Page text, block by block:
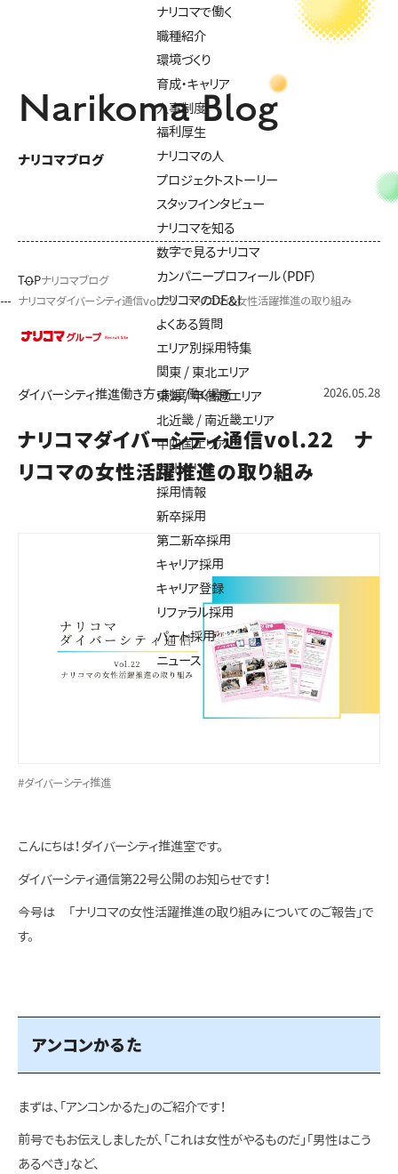
ナリコマで働く
職種紹介
環境づくり
育成・キャリア
人事制度
福利厚生
ナリコマの人
プロジェクトストーリー
スタッフインタビュー
ナリコマを知る
数字で見るナリコマ
カンパニープロフィール（PDF）
ナリコマのDE&I
よくある質問
エリア別採用特集
関東 / 東北エリア
東海 / 甲信越エリア
北近畿 / 南近畿エリア
中四国エリア
九州エリア
採用情報
新卒採用
第二新卒採用
キャリア採用
キャリア登録
リファラル採用
パート採用
ニュース
Narikoma Blog
ナリコマブログ
TOPナリコマブログ
ナリコマダイバーシティ通信vol.22 ナリコマの女性活躍推進の取り組み
ダイバーシティ推進働き方・制度働く場所 2026.05.28
ナリコマダイバーシティ通信vol.22 ナ
リコマの女性活躍推進の取り組み
#ダイバーシティ推進
こんにちは！ダイバーシティ推進室です。
ダイバーシティ通信第22号公開のお知らせです！
今号は 「ナリコマの女性活躍推進の取り組みについてのご報告」で
す。
アンコンかるた
まずは、「アンコンかるた」のご紹介です！
前号でもお伝えしましたが、「これは女性がやるものだ」「男性はこう
あるべき」など、